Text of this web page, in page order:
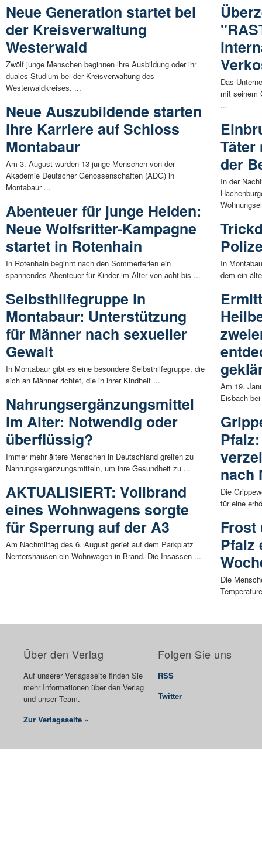
Neue Generation startet bei
der Kreisverwaltung
Westerwald
Zwölf junge Menschen beginnen ihre Ausbildung oder ihr
duales Studium bei der Kreisverwaltung des
Westerwaldkreises. ...
Neue Auszubildende starten
ihre Karriere auf Schloss
Montabaur
Am 3. August wurden 13 junge Menschen von der
Akademie Deutscher Genossenschaften (ADG) in
Montabaur ...
Abenteuer für junge Helden:
Neue Wolfsritter-Kampagne
startet in Rotenhain
In Rotenhain beginnt nach den Sommerferien ein
spannendes Abenteuer für Kinder im Alter von acht bis ...
Selbsthilfegruppe in
Montabaur: Unterstützung
für Männer nach sexueller
Gewalt
In Montabaur gibt es eine besondere Selbsthilfegruppe, die
sich an Männer richtet, die in ihrer Kindheit ...
Nahrungsergänzungsmittel
im Alter: Notwendig oder
überflüssig?
Immer mehr ältere Menschen in Deutschland greifen zu
Nahrungsergänzungsmitteln, um ihre Gesundheit zu ...
AKTUALISIERT: Vollbrand
eines Wohnwagens sorgte
für Sperrung auf der A3
Am Nachmittag des 6. August geriet auf dem Parkplatz
Nentershausen ein Wohnwagen in Brand. Die Insassen ...
Das
mit seinem
...
Täter
der
In der
In
dem ein
Am 19.
Eisbach
nach
Die
für eine
Frost
Pfalz
Die
Über den Verlag
Auf unserer Verlagsseite finden Sie
mehr Informationen über den Verlag
und unser Team.
Zur Verlagsseite »
Folgen Sie uns
RSS
Twitter